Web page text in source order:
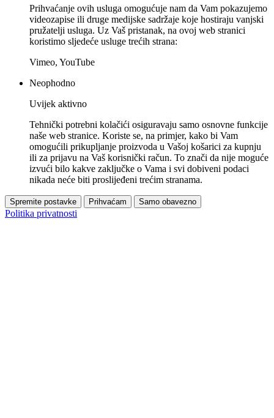
Prihvaćanje ovih usluga omogućuje nam da Vam pokazujemo
videozapise ili druge medijske sadržaje koje hostiraju vanjski
pružatelji usluga. Uz Vaš pristanak, na ovoj web stranici
koristimo sljedeće usluge trećih strana:
Vimeo, YouTube
Neophodno
Uvijek aktivno
Tehnički potrebni kolačići osiguravaju samo osnovne funkcije
naše web stranice. Koriste se, na primjer, kako bi Vam
omogućili prikupljanje proizvoda u Vašoj košarici za kupnju
ili za prijavu na Vaš korisnički račun. To znači da nije moguće
izvući bilo kakve zaključke o Vama i svi dobiveni podaci
nikada neće biti proslijeđeni trećim stranama.
Spremite postavke Prihvaćam Samo obavezno
Politika privatnosti